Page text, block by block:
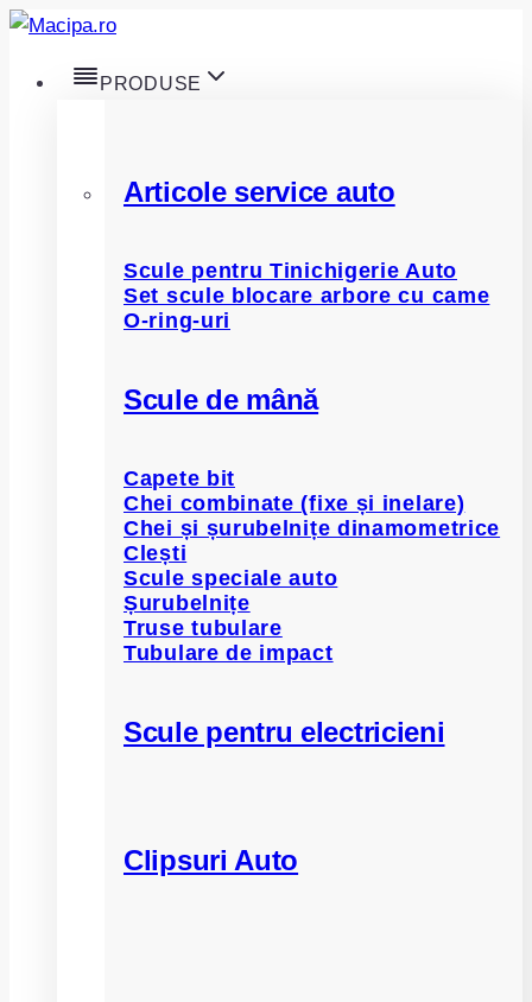
Skip
content
PRODUSE
Articole service auto
Scule pentru Tinichigerie Auto
Set scule blocare arbore cu came
O-ring-uri
Scule de mână
Capete bit
Chei combinate (fixe și inelare)
Chei și șurubelnițe dinamometrice
Clești
Scule speciale auto
Șurubelnițe
Truse tubulare
Tubulare de impact
Scule pentru electricieni
Clipsuri Auto